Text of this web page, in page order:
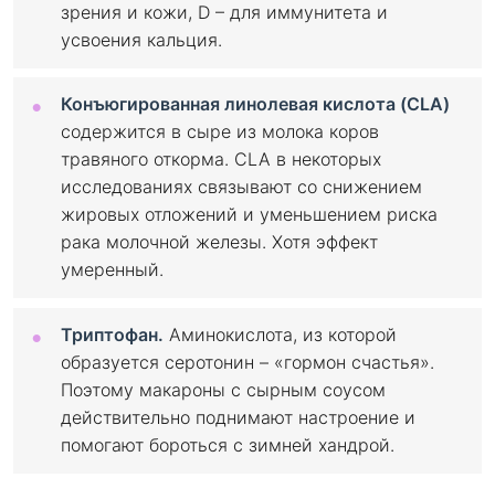
зрения и кожи, D – для иммунитета и
усвоения кальция.
Конъюгированная линолевая кислота (CLA)
содержится в сыре из молока коров
травяного откорма. CLA в некоторых
исследованиях связывают со снижением
жировых отложений и уменьшением риска
рака молочной железы. Хотя эффект
умеренный.
Триптофан. Аминокислота, из которой
образуется серотонин – «гормон счастья».
Поэтому макароны с сырным соусом
действительно поднимают настроение и
помогают бороться с зимней хандрой.